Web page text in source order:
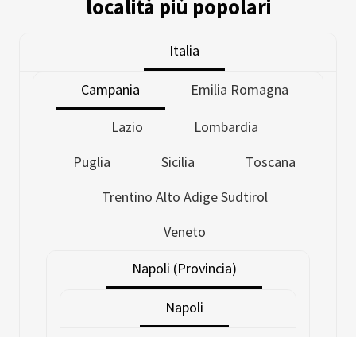
località più popolari
Italia
Campania Emilia Romagna
Lazio
Lombardia
Puglia
Sicilia
Toscana
Trentino Alto Adige Sudtirol
Veneto
Napoli (Provincia)
Napoli